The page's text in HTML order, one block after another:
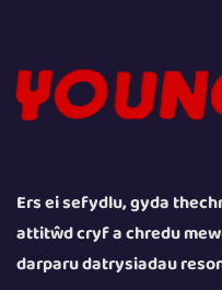
Ers ei sefydlu, gyda
attitŵd cryf a chredu
darparu datrysiadau